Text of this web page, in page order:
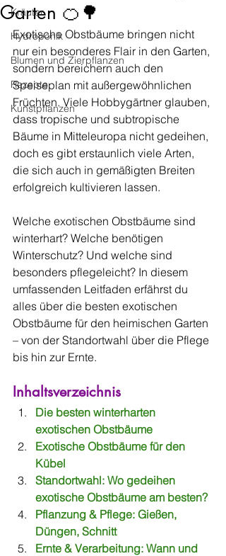
Kräuter
Hydroponik
Blumen und Zierpflanzen
Rezepte
Kunstpflanzen
Garten 🍊🌳
Exotische Obstbäume bringen nicht
nur ein besonderes Flair in den Garten,
sondern bereichern auch den
Speiseplan mit außergewöhnlichen
Früchten. Viele Hobbygärtner glauben,
dass tropische und subtropische
Bäume in Mitteleuropa nicht gedeihen,
doch es gibt erstaunlich viele Arten,
die sich auch in gemäßigten Breiten
erfolgreich kultivieren lassen.
Welche exotischen Obstbäume sind
winterhart? Welche benötigen
Winterschutz? Und welche sind
besonders pflegeleicht? In diesem
umfassenden Leitfaden erfährst du
alles über die besten exotischen
Obstbäume für den heimischen Garten
– von der Standortwahl über die Pflege
bis hin zur Ernte.
Inhaltsverzeichnis
Die besten winterharten
exotischen Obstbäume
Exotische Obstbäume für den
Kübel
Standortwahl: Wo gedeihen
exotische Obstbäume am besten?
Pflanzung & Pflege: Gießen,
Düngen, Schnitt
Ernte & Verarbeitung: Wann und